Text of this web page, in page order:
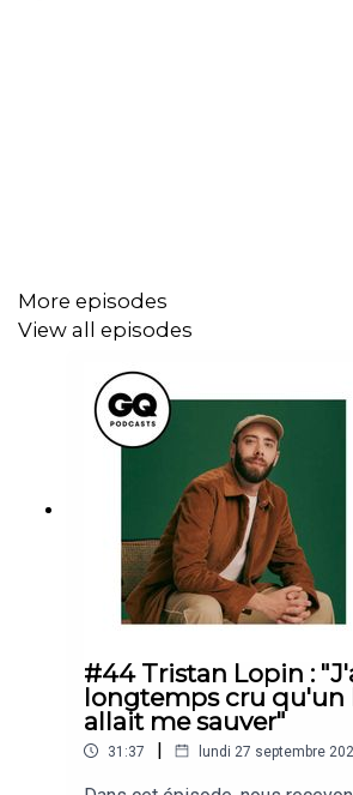
More episodes
View all episodes
#44 Tristan Lopin :
longtemps cru qu'un
allait me sauver"
31:37 | lundi 27 septembre